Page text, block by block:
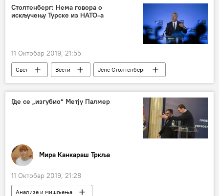
Турска војна операција „Извор мира“ у Сирији
Столтенберг: Нема говора о
искључењу Турске из НАТО-а
11 Октобар 2019, 21:55
Свет Вести
Јенс Столтенберг
НАТО
Турска
Где се „изгубио“ Метју Палмер
Мира Канкараш Тркља
11 Октобар 2019, 21:28
Анализе и мишљења